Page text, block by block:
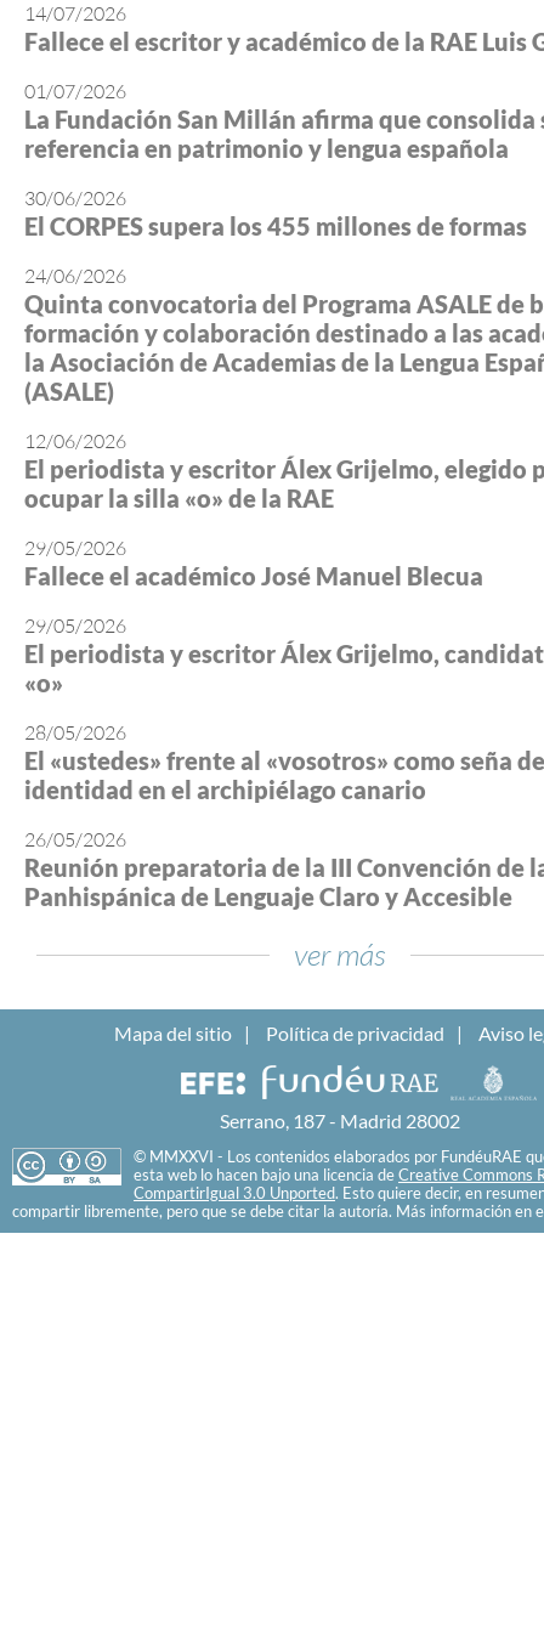
14/07/2026
Fallece el escritor y académico de la RAE Luis
01/07/2026
La Fundación San Millán afirma que consolida
referencia en patrimonio y lengua española
30/06/2026
El CORPES supera los 455 millones de formas
24/06/2026
Quinta convocatoria del Programa ASALE de
formación y colaboración destinado a las
la Asociación de Academias de la Lengua
(ASALE)
12/06/2026
El periodista y escritor Álex Grijelmo, elegido
ocupar la silla «o» de la RAE
29/05/2026
Fallece el académico José Manuel Blecua
29/05/2026
El periodista y escritor Álex Grijelmo,
«o»
28/05/2026
El «ustedes» frente al «vosotros» como seña de
identidad en el archipiélago canario
26/05/2026
Reunión preparatoria de la III Convención de
Panhispánica de Lenguaje Claro y Accesible
ver más
Mapa del sitio Política de privacidad Aviso
Serrano, 187 - Madrid 28002
© MMXXVI - Los contenidos elaborados por FundéuRAE
esta web lo hacen bajo una licencia de Creative Commons
CompartirIgual 3.0 Unported. Esto quiere decir, en
compartir libremente, pero que se debe citar la autoría. Más información en